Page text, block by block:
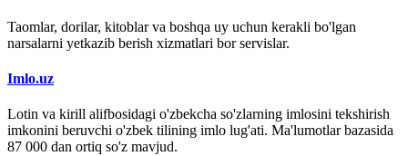
Taomlar, dorilar, kitoblar va boshqa uy uchun kerakli bo'lgan
narsalarni yetkazib berish xizmatlari bor servislar.
Imlo.uz
Lotin va kirill alifbosidagi o'zbekcha so'zlarning imlosini tekshirish
imkonini beruvchi o'zbek tilining imlo lug'ati. Ma'lumotlar bazasida
87 000 dan ortiq so'z mavjud.